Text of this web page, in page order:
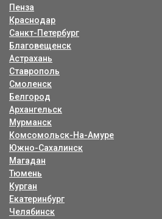
Пенза
Краснодар
Санкт-Петербург
Благовещенск
Астрахань
Ставрополь
Смоленск
Белгород
Архангельск
Мурманск
Комсомольск-На-Амуре
Южно-Сахалинск
Магадан
Тюмень
Курган
Екатеринбург
Челябинск